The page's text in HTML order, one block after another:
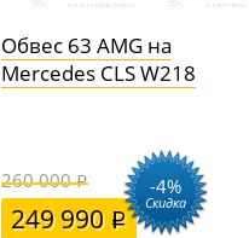
Обвес 63 AMG на
Mercedes CLS W218
260 000
249 990
-4%
Скидка